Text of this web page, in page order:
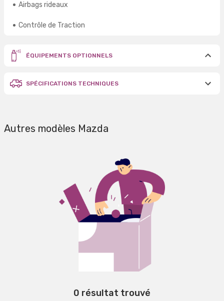
Airbags rideaux
Contrôle de Traction
ÉQUIPEMENTS OPTIONNELS
SPÉCIFICATIONS TECHNIQUES
Autres modèles Mazda
0 résultat trouvé